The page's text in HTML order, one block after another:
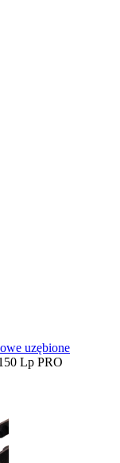
uzębione
Lp PRO